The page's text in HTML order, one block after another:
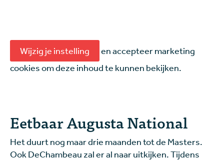
Wijzig je instelling
en accepteer marketing
cookies om deze inhoud te kunnen bekijken.
Eetbaar Augusta National
Het duurt nog maar drie maanden tot de Masters.
Ook DeChambeau zal er al naar uitkijken. Tijdens